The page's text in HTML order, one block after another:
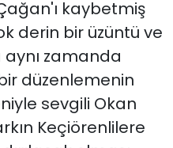
kaybetmiş
derin bir üzüntü ve
zamanda
düzenlemenin
sevgili Okan
Keçiörenlilere